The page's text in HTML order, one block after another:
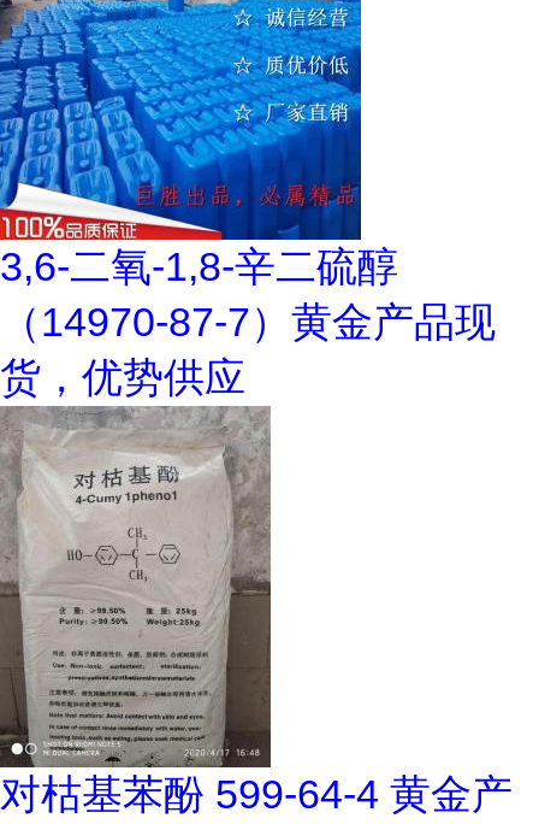
3,6-二氧-1,8-辛二硫醇
（14970-87-7）黄金产品现
货，优势供应
对枯基苯酚 599-64-4 黄金产